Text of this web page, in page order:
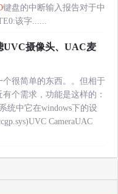
键盘的中断输入报告对于中
该字......
UVC摄像头、UAC麦
很简单的东西。。但相于
个需求，功能是这样的：
统中它在windows下的设
CameraUAC